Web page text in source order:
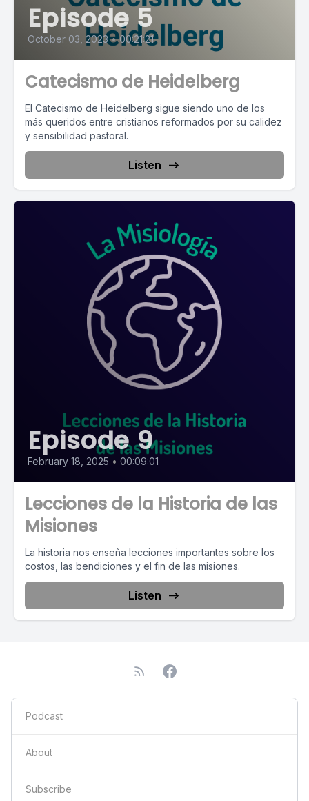
Episode 5
October 03, 2023 • 00:21:21
Catecismo de Heidelberg
El Catecismo de Heidelberg sigue siendo uno de los
más queridos entre cristianos reformados por su calidez
y sensibilidad pastoral.
Listen
Episode 9
February 18, 2025 • 00:09:01
Lecciones de la Historia de las
Misiones
La historia nos enseña lecciones importantes sobre los
costos, las bendiciones y el fin de las misiones.
Listen
Podcast
About
Subscribe